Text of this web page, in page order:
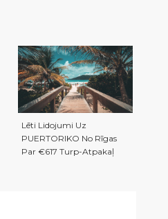
Lēti Lidojumi Uz
PUERTORIKO No Rīgas
Par €617 Turp-Atpakaļ